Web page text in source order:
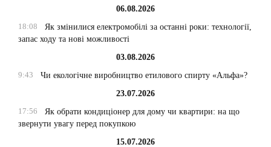
06.08.2026
18:08
Як змінилися електромобілі за останні роки: технології,
запас ходу та нові можливості
03.08.2026
9:43
Чи екологічне виробництво етилового спирту «Альфа»?
23.07.2026
17:56
Як обрати кондиціонер для дому чи квартири: на що
звернути увагу перед покупкою
15.07.2026